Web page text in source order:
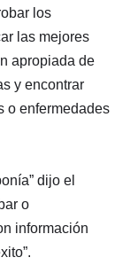
los
las mejores
apropiada de
y encontrar
o enfermedades
dijo el
o
información